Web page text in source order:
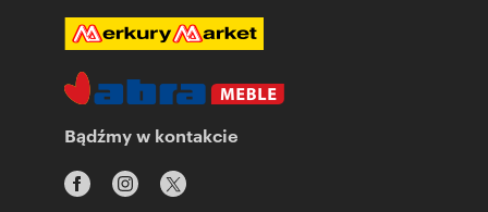
Bądźmy w kontakcie